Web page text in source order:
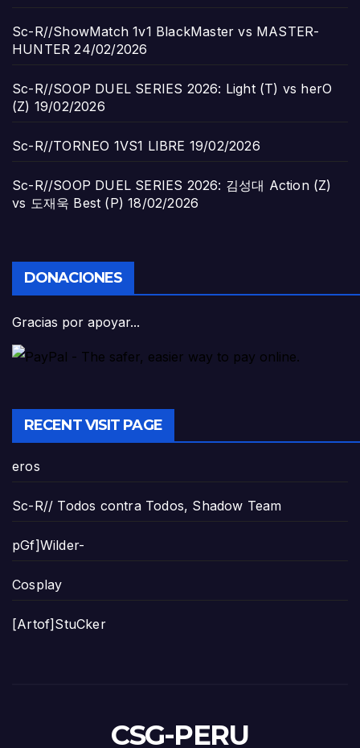
Sc-R//ShowMatch 1v1 BlackMaster vs MASTER-
HUNTER 24/02/2026
Sc-R//SOOP DUEL SERIES 2026: Light (T) vs herO
(Z) 19/02/2026
Sc-R//TORNEO 1VS1 LIBRE 19/02/2026
Sc-R//SOOP DUEL SERIES 2026: 김성대 Action (Z)
vs 도재욱 Best (P) 18/02/2026
DONACIONES
Gracias por apoyar...
RECENT VISIT PAGE
eros
Sc-R// Todos contra Todos, Shadow Team
pGf]Wilder-
Cosplay
[Artof]StuCker
CSG-PERU